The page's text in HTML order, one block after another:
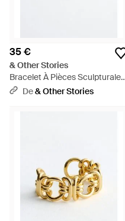
35 €
& Other Stories
Bracelet À Pièces Sculpturales
- Blanc
De& Other Stories